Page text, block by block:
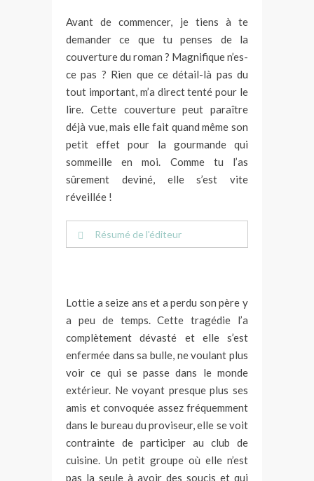
Avant de commencer, je tiens à te
demander ce que tu penses de la
couverture du roman ? Magnifique n’es-
ce pas ? Rien que ce détail-là pas du
tout important, m’a direct tenté pour le
lire. Cette couverture peut paraître
déjà vue, mais elle fait quand même son
petit effet pour la gourmande qui
sommeille en moi. Comme tu l’as
sûrement deviné, elle s’est vite
réveillée !
Résumé de l'éditeur
club de cuisine. Elle s’y rend à
contrecoeur. Et si elle trouvait, dans ce
groupe de jeunes à problèmes, l’appui et
le réconfort qu’elle recherchait depuis
tout ce temps ?
Lottie a seize ans et a perdu son père y
a peu de temps. Cette tragédie l’a
complètement dévasté et elle s’est
enfermée dans sa bulle, ne voulant plus
voir ce qui se passe dans le monde
extérieur. Ne voyant presque plus ses
amis et convoquée assez fréquemment
dans le bureau du proviseur, elle se voit
contrainte de participer au club de
cuisine. Un petit groupe où elle n’est
pas la seule à avoir des soucis et qui